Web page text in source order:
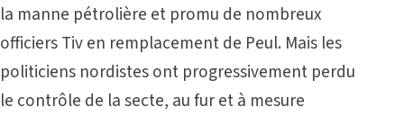
la manne pétrolière et promu de nombreux
officiers Tiv en remplacement de Peul. Mais les
politiciens nordistes ont progressivement perdu
le contrôle de la secte, au fur et à mesure